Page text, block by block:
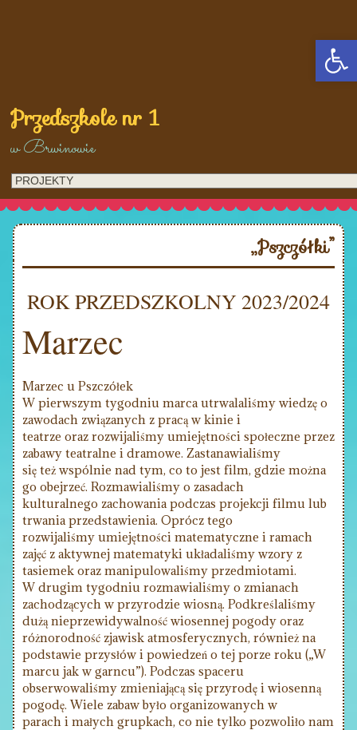
Przedszkole nr 1
w Brwinowie
„Pszczółki”
ROK PRZEDSZKOLNY 2023/2024
Marzec
Marzec u Pszczółek
W pierwszym tygodniu marca utrwalaliśmy wiedzę o
zawodach związanych z pracą w kinie i
teatrze oraz rozwijaliśmy umiejętności społeczne przez
zabawy teatralne i dramowe. Zastanawialiśmy
się też wspólnie nad tym, co to jest film, gdzie można
go obejrzeć. Rozmawialiśmy o zasadach
kulturalnego zachowania podczas projekcji filmu lub
trwania przedstawienia. Oprócz tego
rozwijaliśmy umiejętności matematyczne i ramach
zajęć z aktywnej matematyki układaliśmy wzory z
tasiemek oraz manipulowaliśmy przedmiotami.
W drugim tygodniu rozmawialiśmy o zmianach
zachodzących w przyrodzie wiosną. Podkreślaliśmy
dużą nieprzewidywalność wiosennej pogody oraz
różnorodność zjawisk atmosferycznych, również na
podstawie przysłów i powiedzeń o tej porze roku („W
marcu jak w garncu”). Podczas spaceru
obserwowaliśmy zmieniającą się przyrodę i wiosenną
pogodę. Wiele zabaw było organizowanych w
parach i małych grupkach, co nie tylko pozwoliło nam